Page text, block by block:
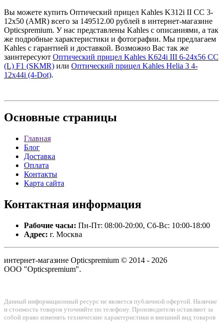
Вы можете купить Оптический прицел Kahles K312i II CC 3-
12х50 (AMR) всего за 149512.00 рублей в интернет-магазине
Opticspremium. У нас представлены Kahles с описаниями, а так
же подробные характеристики и фотографии. Мы предлагаем
Kahles с гарантией и доставкой. Возможно Вас так же
заинтересуют Оптический прицел Kahles K624i III 6-24x56 CC
(L) F1 (SKMR) или Оптический прицел Kahles Helia 3 4-
12x44i (4-Dot).
Основные страницы
Главная
Блог
Доставка
Оплата
Контакты
Карта сайта
Контактная информация
Рабочие часы: Пн-Пт: 08:00-20:00, Сб-Вс: 10:00-18:00
Адрес: г. Москва
интернет-магазине Opticspremium © 2014 - 2026
ООО "Opticspremium".
Данный информационный ресурс не является публичной офертой. Наличие
и стоимость товаров уточняйте по телефону. Производители оставляют за
собой право изменять технические характеристики и внешний вид товаров